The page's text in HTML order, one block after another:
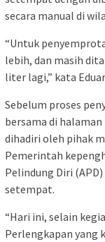
secara manual di
“Untuk
lebih, dan masih
liter lagi,” kata
Sebelum proses
bersama di
dihadiri oleh pihak
Pemerintah
Pelindung Diri
setempat.
“Hari ini, selain
Perlengkapan yang